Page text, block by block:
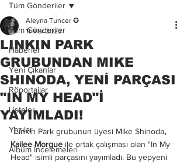
Tüm Gönderiler
Haberler
Yeni Çıkanlar
Röportajlar
Listeler
Yazılar
Albüm İncelemeleri
Tüm Gönderiler
LINKIN PARK
GRUBUNDAN MIKE
SHINODA, YENİ PARÇASI
"IN MY HEAD"İ
YAYIMLADI!
Aleyna Tuncer ✪
11 Mar 2023
Linkin Park grubunun üyesi Mike Shinoda,
Kailee Morgue ile ortak çalışması olan "In My
Head" isimli parçasını yayımladı. Bu yepyeni